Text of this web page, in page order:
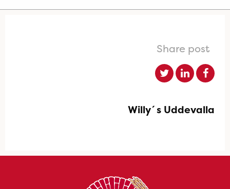
Share post
Willy´s Uddevalla